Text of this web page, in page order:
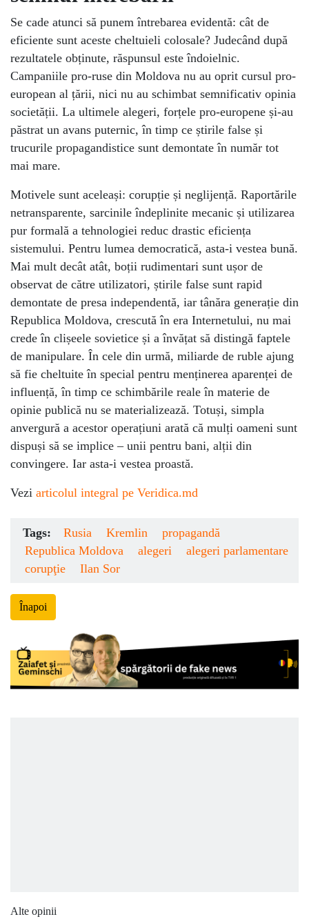
Se cade atunci să punem întrebarea evidentă: cât de
eficiente sunt aceste cheltuieli colosale? Judecând după
rezultatele obținute, răspunsul este îndoielnic.
Campaniile pro-ruse din Moldova nu au oprit cursul pro-
european al țării, nici nu au schimbat semnificativ opinia
societății. La ultimele alegeri, forțele pro-europene și-au
păstrat un avans puternic, în timp ce știrile false și
trucurile propagandistice sunt demontate în număr tot
mai mare.
Motivele sunt aceleași: corupție și neglijență. Raportările
netransparente, sarcinile îndeplinite mecanic și utilizarea
pur formală a tehnologiei reduc drastic eficiența
sistemului. Pentru lumea democratică, asta-i vestea bună.
Mai mult decât atât, boții rudimentari sunt ușor de
observat de către utilizatori, știrile false sunt rapid
demontate de presa independentă, iar tânăra generație din
Republica Moldova, crescută în era Internetului, nu mai
crede în clișeele sovietice și a învățat să distingă faptele
de manipulare. În cele din urmă, miliarde de ruble ajung
să fie cheltuite în special pentru menținerea aparenței de
influență, în timp ce schimbările reale în materie de
opinie publică nu se materializează. Totuși, simpla
anvergură a acestor operațiuni arată că mulți oameni sunt
dispuși să se implice – unii pentru bani, alții din
convingere. Iar asta-i vestea proastă.
Vezi articolul integral pe Veridica.md
Tags: Rusia Kremlin
propagandă
Republica Moldova
alegeri
alegeri parlamentare
corupţie
Ilan Sor
Înapoi
Alte opinii